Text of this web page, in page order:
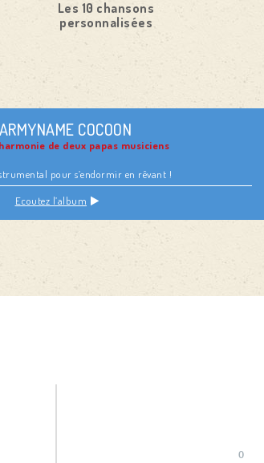
Les 10 chansons
personnalisées
COCOON
de deux papas musiciens
pour s’endormir en rêvant !
Ecoutez l’album
0